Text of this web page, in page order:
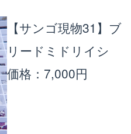
【サンゴ現物31】ブ
リードミドリイシ
価格：7,000円